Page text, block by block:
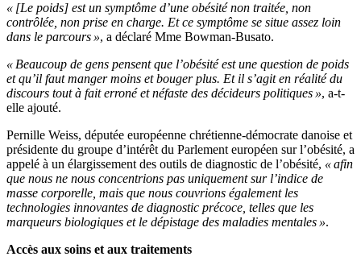
« [Le poids] est un symptôme d’une obésité non traitée, non
contrôlée, non prise en charge. Et ce symptôme se situe assez loin
dans le parcours », a déclaré Mme Bowman-Busato.
« Beaucoup de gens pensent que l’obésité est une question de poids
et qu’il faut manger moins et bouger plus. Et il s’agit en réalité du
discours tout à fait erroné et néfaste des décideurs politiques », a-t-
elle ajouté.
Pernille Weiss, députée européenne chrétienne-démocrate danoise et
présidente du groupe d’intérêt du Parlement européen sur l’obésité, a
appelé à un élargissement des outils de diagnostic de l’obésité, « afin
que nous ne nous concentrions pas uniquement sur l’indice de
masse corporelle, mais que nous couvrions également les
technologies innovantes de diagnostic précoce, telles que les
marqueurs biologiques et le dépistage des maladies mentales ».
Accès aux soins et aux traitements